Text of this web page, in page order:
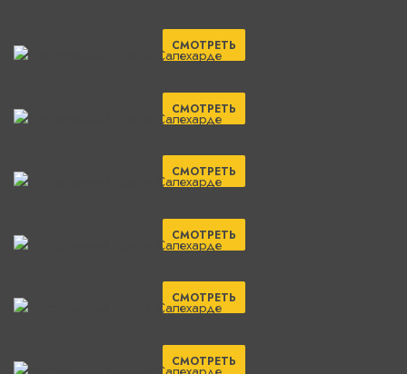
СМОТРЕТЬ
СМОТРЕТЬ
СМОТРЕТЬ
СМОТРЕТЬ
СМОТРЕТЬ
СМОТРЕТЬ